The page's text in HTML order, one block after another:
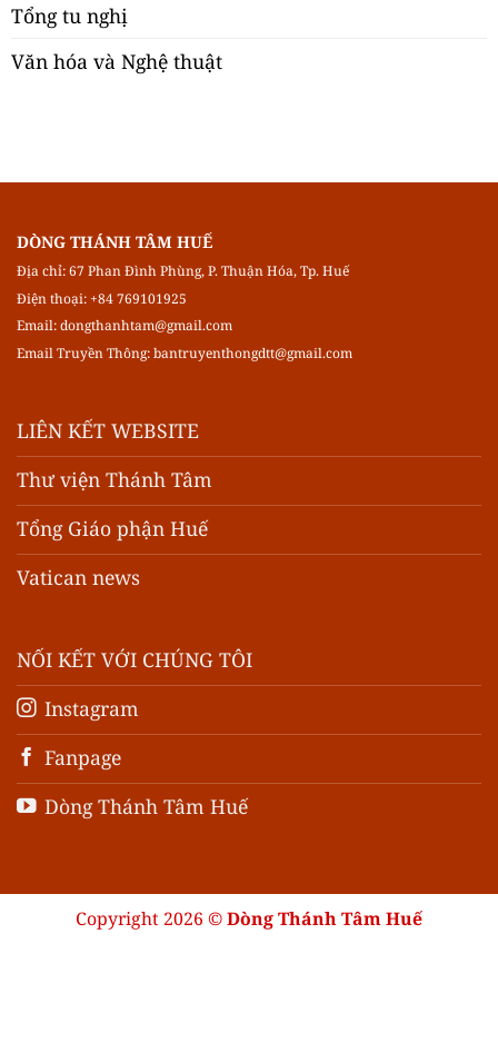
Tổng tu nghị
Văn hóa và Nghệ thuật
DÒNG THÁNH TÂM HUẾ
Địa chỉ: 67 Phan Đình Phùng, P. Thuận Hóa, Tp. Huế
Điện thoại: +84 769101925
Email:dongthanhtam@gmail.com
Email Truyền Thông:bantruyenthongdtt@gmail.com
LIÊN KẾT WEBSITE
Thư viện Thánh Tâm
Tổng Giáo phận Huế
Vatican news
NỐI KẾT VỚI CHÚNG TÔI
Instagram
Fanpage
Dòng Thánh Tâm Huế
Copyright 2026 ©Dòng Thánh Tâm Huế